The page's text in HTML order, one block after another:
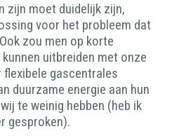
zijn moet duidelijk zijn,
voor het probleem dat
zou men op korte
uitbreiden met onze
flexibele gascentrales
duurzame energie aan hun
te weinig hebben (heb ik
gesproken).